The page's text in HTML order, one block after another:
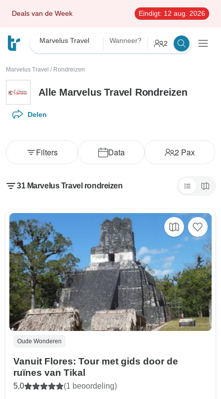
Deals van de Week Eindigt: 12 aug. 2026
Marvelus Travel Wanneer? 2
Marvelus Travel / Rondreizen
Alle Marvelus Travel Rondreizen
Delen
Data 2 Pax
Filters
31 Marvelus Travel rondreizen
Oude Wonderen
Vanuit Flores: Tour met gids door de
ruïnes van Tikal
5,0 (1 beoordeling)